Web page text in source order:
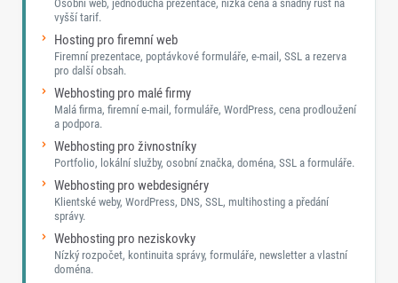
Osobní web, jednoduchá prezentace, nízká cena a snadný růst na
vyšší tarif.
Hosting pro firemní web
Firemní prezentace, poptávkové formuláře, e-mail, SSL a rezerva
pro další obsah.
Webhosting pro malé firmy
Malá firma, firemní e-mail, formuláře, WordPress, cena prodloužení
a podpora.
Webhosting pro živnostníky
Portfolio, lokální služby, osobní značka, doména, SSL a formuláře.
Webhosting pro webdesignéry
Klientské weby, WordPress, DNS, SSL, multihosting a předání
správy.
Webhosting pro neziskovky
Nízký rozpočet, kontinuita správy, formuláře, newsletter a vlastní
doména.